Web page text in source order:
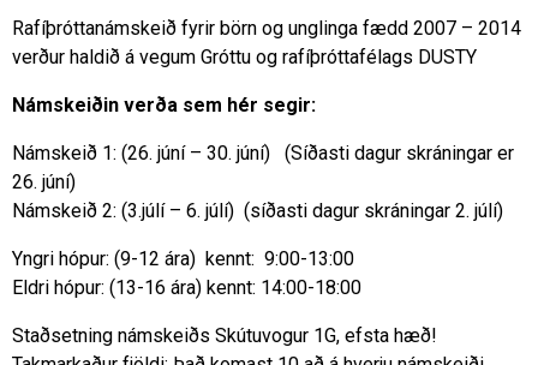
Rafíþróttanámskeið fyrir börn og unglinga fædd 2007 – 2014
verður haldið á vegum Gróttu og rafíþróttafélags DUSTY
Námskeiðin verða sem hér segir:
Námskeið 1: (26. júní – 30. júní) (Síðasti dagur skráningar er
26. júní)
Námskeið 2: (3.júlí – 6. júlí) (síðasti dagur skráningar 2. júlí)
Yngri hópur: (9-12 ára) kennt: 9:00-13:00
Eldri hópur: (13-16 ára) kennt: 14:00-18:00
Staðsetning námskeiðs Skútuvogur 1G, efsta hæð!